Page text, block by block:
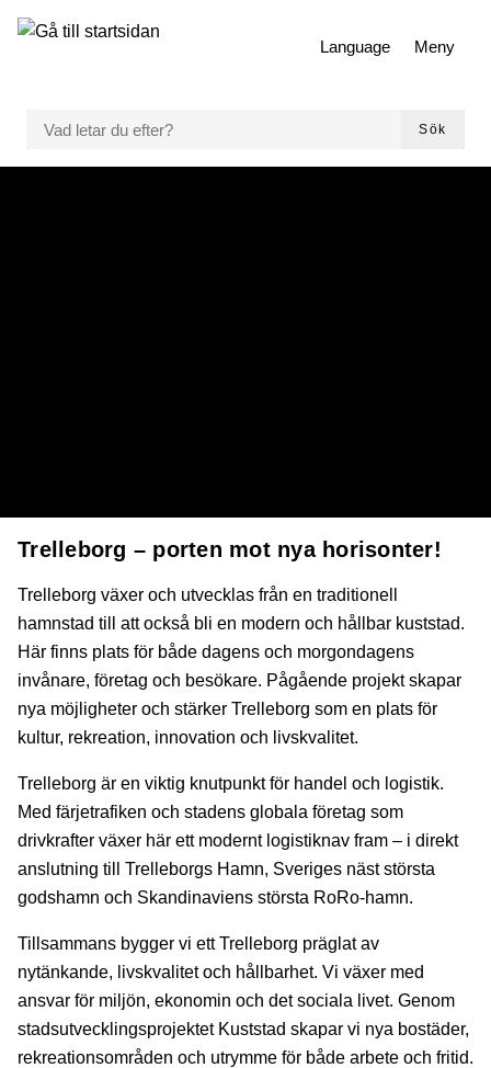
Gå till innehåll
till huvudmeny
Language
Meny
Sök
Trelleborg – porten mot nya horisonter!
Trelleborg växer och utvecklas från en traditionell
hamnstad till att också bli en modern och hållbar kuststad.
Här finns plats för både dagens och morgondagens
invånare, företag och besökare. Pågående projekt skapar
nya möjligheter och stärker Trelleborg som en plats för
kultur, rekreation, innovation och livskvalitet.
Trelleborg är en viktig knutpunkt för handel och logistik.
Med färjetrafiken och stadens globala företag som
drivkrafter växer här ett modernt logistiknav fram – i direkt
anslutning till Trelleborgs Hamn, Sveriges näst största
godshamn och Skandinaviens största RoRo-hamn.
Tillsammans bygger vi ett Trelleborg präglat av
nytänkande, livskvalitet och hållbarhet. Vi växer med
ansvar för miljön, ekonomin och det sociala livet. Genom
stadsutvecklingsprojektet Kuststad skapar vi nya bostäder,
rekreationsområden och utrymme för både arbete och fritid.